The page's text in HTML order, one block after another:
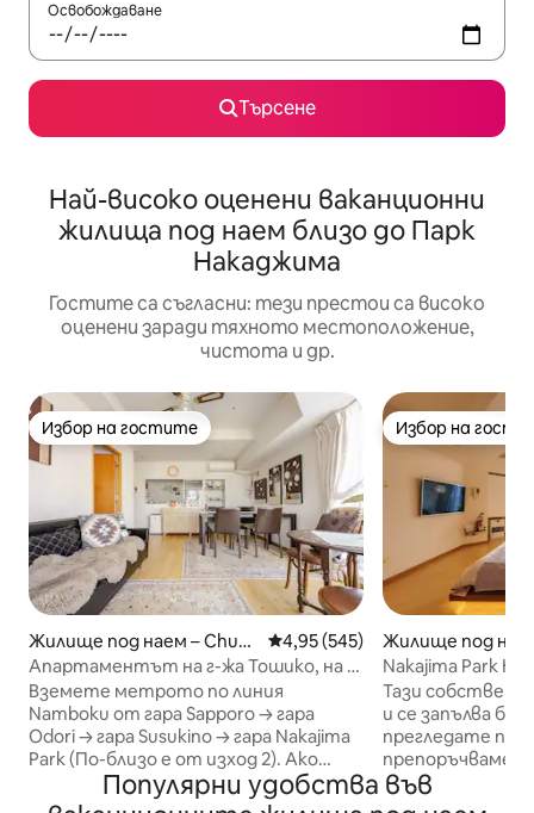
Освобождаване
Търсене
Най-високо оценени ваканционни
жилища под наем близо до Парк
Накаджима
Гостите са съгласни: тези престои са високо
оценени заради тяхното местоположение,
чистота и др.
Избор на гостите
Избор на гостите
Жилище под наем – Chuo
Ward, Sapporo
Средна оценка: 4,95 от 5,
4,95 (545)
Апартаментът на г-жа Тошико, на 5
минути от метрото, уютно
помещение
Вземете метрото по линия
Namboku от гара Sapporo → гара
Odori → гара Susukino → гара Nakajima
Park (По-близо е от изход 2). Ако
направите резервация, ще ни е
необходима информация, като
Избор на
Избор на
Жилище под
Ward, Sapporo
Nakajima Park
Панорамна
Тази
и се запълва
прегледате по-
препоръчваме
любимите си „♥“. Това
настаняване е
Популярни удобства във